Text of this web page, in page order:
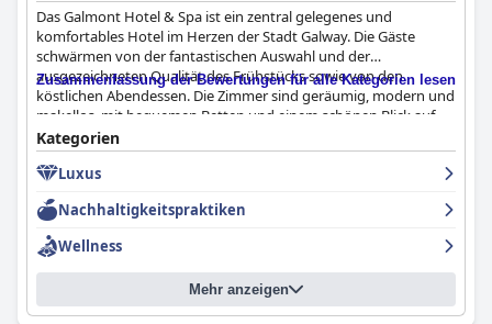
Das Galmont Hotel & Spa ist ein zentral gelegenes und
komfortables Hotel im Herzen der Stadt Galway. Die Gäste
schwärmen von der fantastischen Auswahl und der
ausgezeichneten Qualität des Frühstücks sowie von den
köstlichen Abendessen. Die Zimmer sind geräumig, modern und
makellos, mit bequemen Betten und einem schönen Blick auf
das Meer oder die Stadt. Das Personal ist freundlich, hilfsbereit
und aufmerksam und beeindruckt die Gäste immer wieder mit
seiner warmen und einladenden Atmosphäre. Das hoteleigene
Spa und der schöne Swimmingpool bieten hervorragende Spa-
Behandlungen, die sehr zu empfehlen sind. Während das
Parken manchmal ein Problem sein kann, ist die Lage des Hotels
in der Nähe des Eyre Square ein Vorteil für Autofahrer.
Insgesamt bietet das Galmont Hotel & Spa mit seiner Vier-
Sterne-Ausstattung und seinem Service ein luxuriöses Erlebnis
mit einem guten Preis-Leistungs-Verhältnis.
Zusammenfassung der Bewertungen für alle Kategorien lesen
Kategorien
Luxus
Nachhaltigkeitspraktiken
Wellness
Mehr anzeigen